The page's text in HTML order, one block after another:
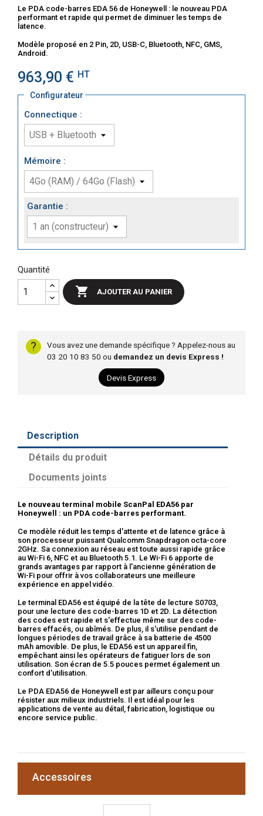
Le PDA code-barres EDA 56 de Honeywell : le nouveau PDA
performant et rapide qui permet de diminuer les temps de
latence.
Modèle proposé en 2 Pin, 2D, USB-C, Bluetooth, NFC, GMS,
Android.
963,90 € HT
Configurateur
Connectique :
Mémoire :
Garantie :
Quantité
 AJOUTER AU PANIER
?
Vous avez une demande spécifique ? Appelez-nous au
03 20 10 83 50 ou demandez un devis Express !
Devis Express
Description
Détails du produit
Documents joints
Le nouveau terminal mobile ScanPal EDA56 par
Honeywell : un PDA code-barres performant.
Ce modèle réduit les temps d'attente et de latence grâce à
son processeur puissant Qualcomm Snapdragon octa-core
2GHz. Sa connexion au réseau est toute aussi rapide grâce
au Wi-Fi 6, NFC et au Bluetooth 5.1. Le Wi-Fi 6 apporte de
grands avantages par rapport à l'ancienne génération de
Wi-Fi pour offrir à vos collaborateurs une meilleure
expérience en appel vidéo.
Le terminal EDA56 est équipé de la tête de lecture S0703,
pour une lecture des code-barres 1D et 2D. La détection
des codes est rapide et s'effectue même sur des code-
barres effacés, ou abîmés. De plus, il s'utilise pendant de
longues périodes de travail grâce à sa batterie de 4500
mAh amovible. De plus, le EDA56 est un appareil fin,
empêchant ainsi les opérateurs de fatiguer lors de son
utilisation. Son écran de 5.5 pouces permet également un
confort d'utilisation.
Le PDA EDA56 de Honeywell est par ailleurs conçu pour
résister aux milieux industriels. Il est idéal pour les
applications devente au détail , fabrication, logistique ou
encore service public.
Accessoires